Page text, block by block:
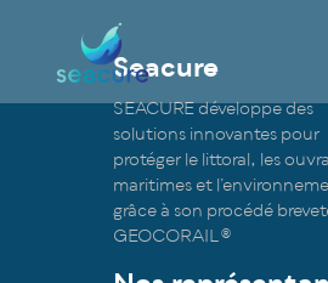
Seacure
SEACURE développe des
solutions innovantes pour
protéger le littoral, les
maritimes et
grâce à son procédé
GEOCORAIL®